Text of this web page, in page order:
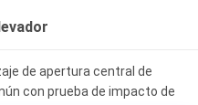
de apertura central de
con prueba de impacto de